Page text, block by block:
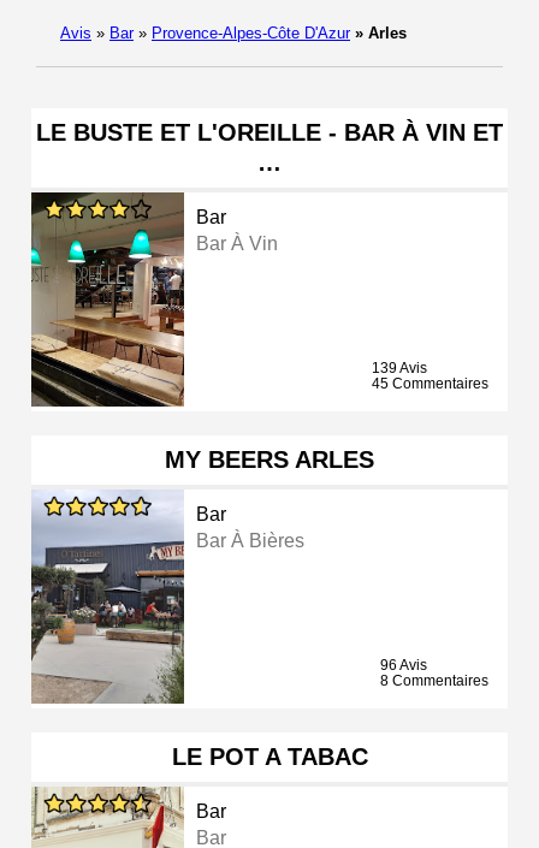
Avis » Bar » Provence-Alpes-Côte D'Azur » Arles
LE BUSTE ET L'OREILLE - BAR À VIN ET
…
Bar
Bar À Vin
139 Avis
45 Commentaires
MY BEERS ARLES
Bar
Bar À Bières
96 Avis
8 Commentaires
LE POT A TABAC
Bar
Bar